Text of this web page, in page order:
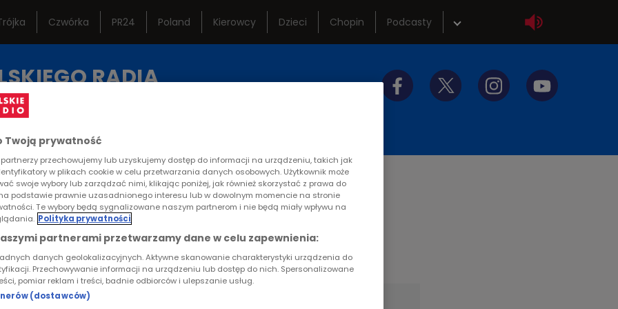
Czwórka PR24 Poland Kierowcy Dzieci Chopin Podcasty
Polskiego Radia
Szkolenia
RADIA
tym, co jest
Twoją prywatność
partnerzy przechowujemy lub uzyskujemy dostęp do informacji na urządzeniu, takich jak
w plikach cookie w celu przetwarzania danych osobowych. Użytkownik może
swoje wybory lub zarządzać nimi, klikając poniżej, jak również skorzystać z prawa do
podstawie prawnie uzasadnionego interesu lub w dowolnym momencie na stronie
Te wybory będą sygnalizowane naszym partnerom i nie będą miały wpływu na
Polityka prywatności
partnerami przetwarzamy dane w celu zapewnienia:
danych geolokalizacyjnych. Aktywne skanowanie charakterystyki urządzenia do
Przechowywanie informacji na urządzeniu lub dostęp do nich. Spersonalizowane
pomiar reklam i treści, badnie odbiorców i ulepszanie usług.
(dostawców)